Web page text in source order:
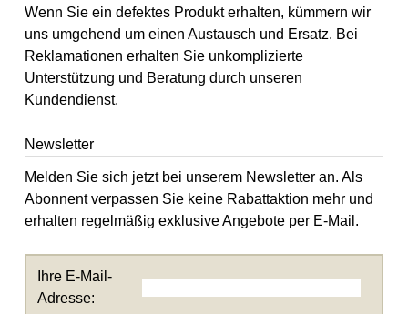
Wenn Sie ein defektes Produkt erhalten, kümmern wir
uns umgehend um einen Austausch und Ersatz. Bei
Reklamationen erhalten Sie unkomplizierte
Unterstützung und Beratung durch unseren
Kundendienst.
Newsletter
Melden Sie sich jetzt bei unserem Newsletter an. Als
Abonnent verpassen Sie keine Rabattaktion mehr und
erhalten regelmäßig exklusive Angebote per E-Mail.
Ihre E-Mail-
Adresse: